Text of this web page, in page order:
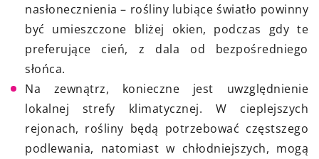
nasłonecznienia – rośliny lubiące światło powinny
być umieszczone bliżej okien, podczas gdy te
preferujące cień, z dala od bezpośredniego
słońca.
Na zewnątrz, konieczne jest uwzględnienie
lokalnej strefy klimatycznej. W cieplejszych
rejonach, rośliny będą potrzebować częstszego
podlewania, natomiast w chłodniejszych, mogą